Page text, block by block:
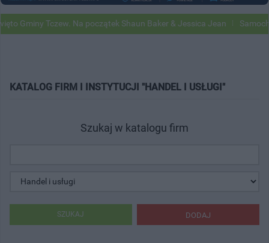
Gminy Tczew. Na początek Shaun Baker & Jessica Jean
KATALOG FIRM I INSTYTUCJI "HANDEL I USŁUGI"
Szukaj w katalogu firm
DODAJ
SZUKAJ